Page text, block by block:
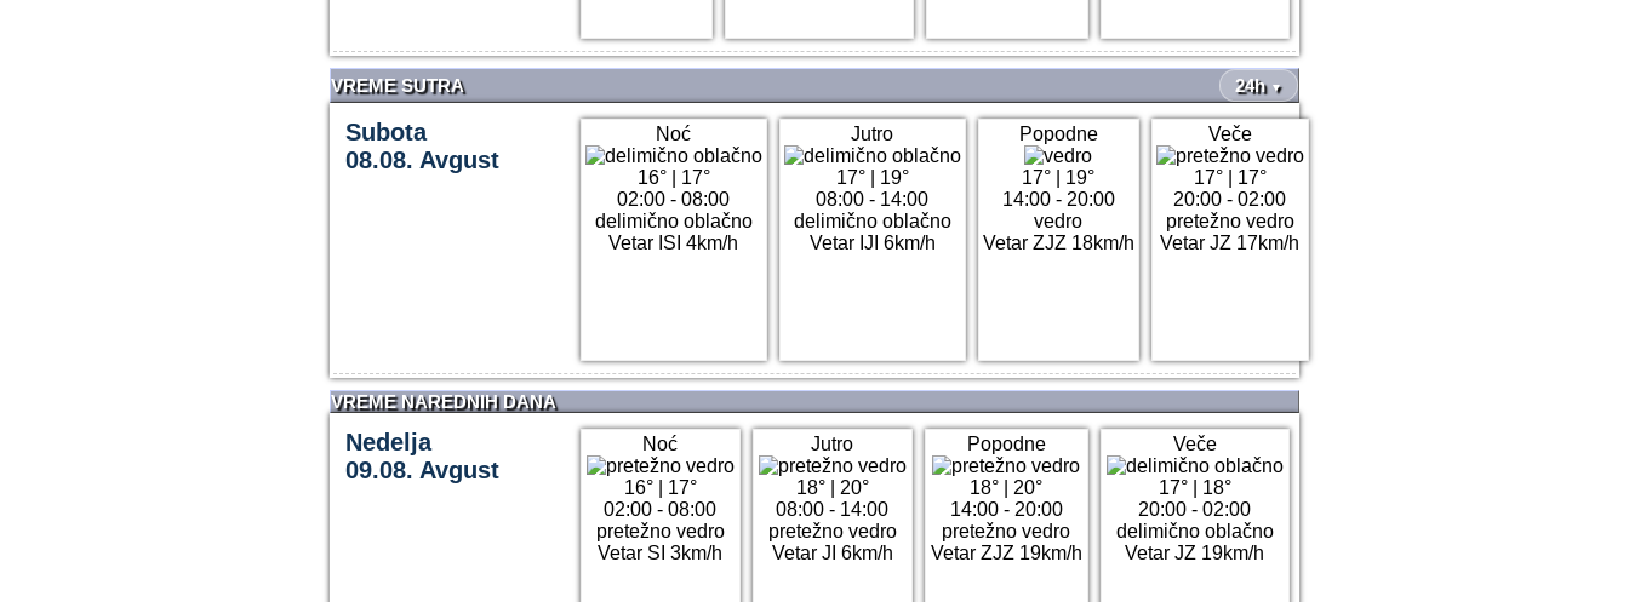
VREME SUTRA 24h ▼
Subota
08.08. Avgust
Noć
16°| 17°
02:00 - 08:00
delimično oblačno
Vetar ISI 4km/h
Jutro
17°| 19°
08:00 - 14:00
delimično oblačno
Vetar IJI 6km/h
Popodne
17°
19°
14:00 - 20:00
vedro
Vetar ZJZ 18km/h
Veče
17°| 17°
20:00 - 02:00
pretežno vedro
Vetar JZ 17km/h
VREME NAREDNIH DANA
Nedelja
09.08. Avgust
Noć
16°| 17°
02:00 - 08:00
pretežno vedro
Vetar SI 3km/h
Jutro
18°| 20°
08:00 - 14:00
pretežno vedro
Vetar JI 6km/h
Popodne
18°
20°
14:00 - 20:00
pretežno vedro
Vetar ZJZ 19km/h
Veče
17°| 18°
20:00 - 02:00
delimično oblačno
Vetar JZ 19km/h